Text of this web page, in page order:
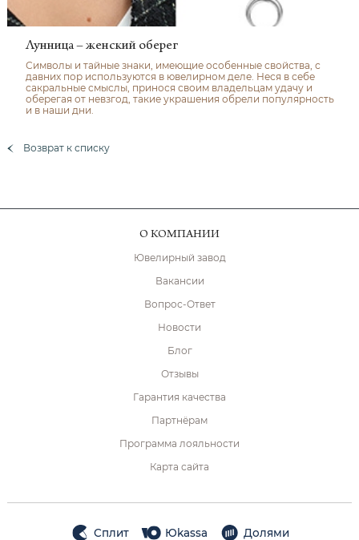
Лунница – женский оберег
Символы и тайные знаки, имеющие особенные свойства, с
давних пор используются в ювелирном деле. Неся в себе
сакральные смыслы, принося своим владельцам удачу и
оберегая от невзгод, такие украшения обрели популярность
и в наши дни.
Возврат к списку
О КОМПАНИИ
Ювелирный завод
Вакансии
Вопрос-Ответ
Новости
Блог
Отзывы
Гарантия качества
Партнёрам
Программа лояльности
Карта сайта
Сплит Юkassa Долями